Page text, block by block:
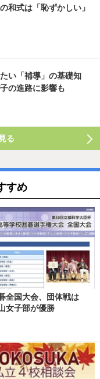
和式は「恥ずかしい」
い「補導」の基礎知
の進路に影響も
る
すめ
全国大会、団体戦は
女子部が優勝